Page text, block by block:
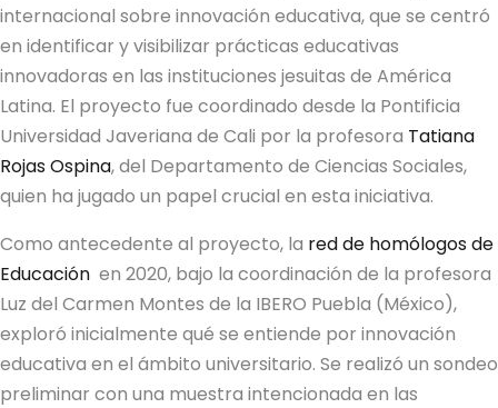
internacional sobre innovación educativa, que se centró
en identificar y visibilizar prácticas educativas
innovadoras en las instituciones jesuitas de América
Latina. El proyecto fue coordinado desde la Pontificia
Universidad Javeriana de Cali por la profesora Tatiana
Rojas Ospina, del Departamento de Ciencias Sociales,
quien ha jugado un papel crucial en esta iniciativa.
Como antecedente al proyecto, la red de homólogos de
Educación en 2020, bajo la coordinación de la profesora
Luz del Carmen Montes de la IBERO Puebla (México),
exploró inicialmente qué se entiende por innovación
educativa en el ámbito universitario. Se realizó un sondeo
preliminar con una muestra intencionada en las